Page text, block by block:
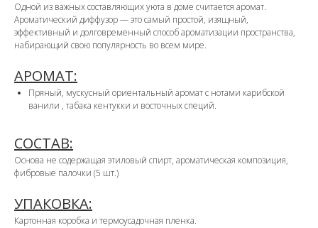
Одной из важных составляющих уюта в доме считается аромат.
Ароматический диффузор — это самый простой, изящный,
эффективный и долговременный способ ароматизации пространства,
набирающий свою популярность во всем мире.
АРОМАТ:
Пряный, мускусный ориентальный аромат с нотами карибской
ванили , табака кентукки и восточных специй.
СОСТАВ:
Основа не содержащая этиловый спирт, ароматическая композиция,
фибровые палочки (5 шт.)
УПАКОВКА:
Картонная коробка и термоусадочная пленка.